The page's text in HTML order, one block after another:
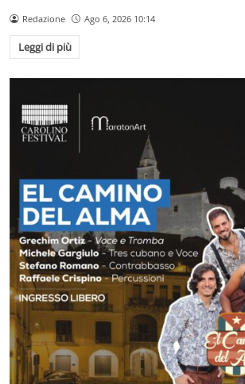
Redazione Ago 6, 2026 10:14
Leggi di più